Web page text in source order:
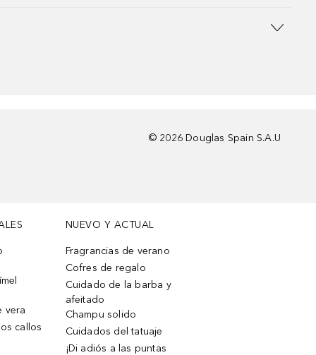
© 2026 Douglas Spain S.A.U
vera
callos
NUEVO Y ACTUAL
Fragrancias de verano
Cofres de regalo
Cuidado de la barba y
afeitado
Champu solido
Cuidados del tatuaje
¡Di adiós a las puntas